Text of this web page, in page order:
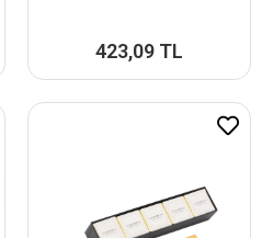
423,09 TL